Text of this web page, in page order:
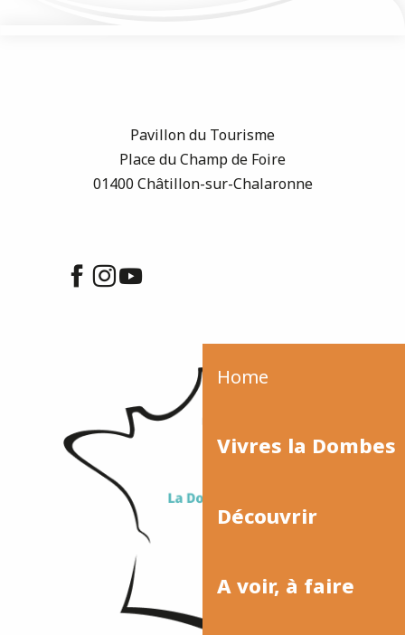
Home
Vivres la Dombes
Découvrir
A voir, à faire
Pavillon du Tourisme
Place du Champ de Foire
01400 Châtillon-sur-Chalaronne